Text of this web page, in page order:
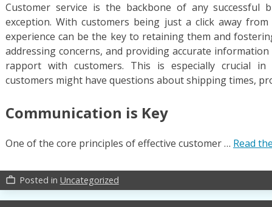
Customer service is the backbone of any successful
exception. With customers being just a click away
experience can be the key to retaining them and
addressing concerns, and providing accurate
rapport with customers. This is especially crucial
customers might have questions about shipping times,
Communication is Key
One of the core principles of effective customer … Read
work_outline Posted in Uncategorized